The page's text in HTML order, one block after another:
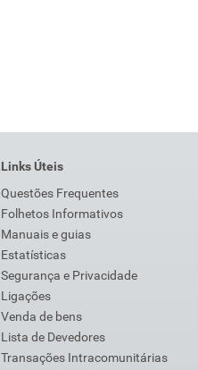
Links Úteis
Questões Frequentes
Folhetos Informativos
Manuais e guias
Estatísticas
Segurança e Privacidade
Ligações
Venda de bens
Lista de Devedores
Transações Intracomunitárias